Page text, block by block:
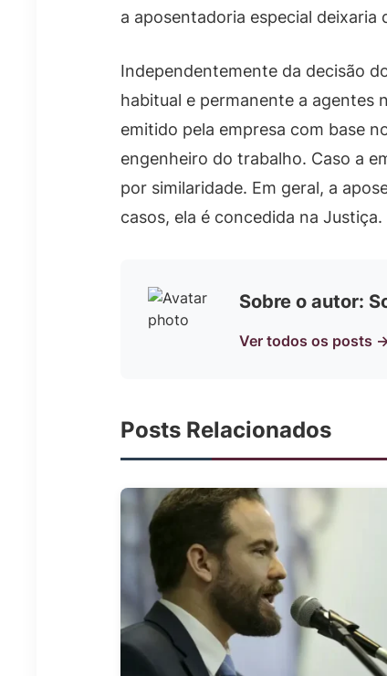
a aposentadoria especial deixaria
Independentemente da decisão
habitual e permanente a agentes
emitido pela empresa com base
engenheiro do trabalho. Caso a
por similaridade. Em geral, a
casos, ela é concedida na Justiça.
Sobre o autor:
Ver todos os posts
Posts Relacionados